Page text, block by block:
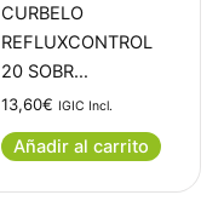
CURBELO
REFLUXCONTROL
20 SOBR…
13,60€ IGIC Incl.
Añadir al carrito